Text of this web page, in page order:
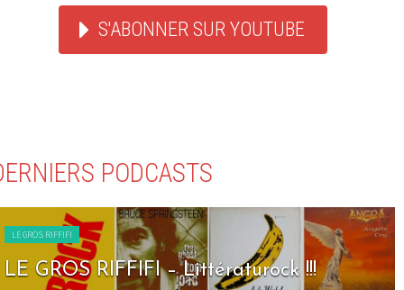
S'ABONNER SUR YOUTUBE
PODCASTS
LE GROS RIFFIFI
LE GROS RIFFIFI – Seven Days To Rock !!!